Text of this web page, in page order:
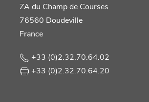
ZA du Champ de Courses
76560 Doudeville
France
+33 (0)2.32.70.64.02
+33 (0)2.32.70.64.20